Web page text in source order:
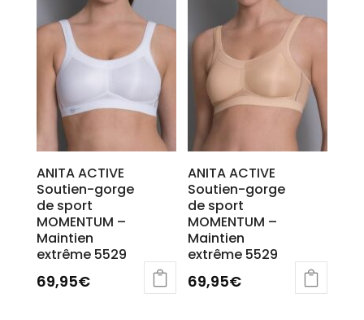
peuvent
être
choisies
page
produit
être
choisies
page
produit
ANITA ACTIVE
Soutien-gorge
de sport
MOMENTUM –
Maintien
extrême 5529
69,95€
ANITA ACTIVE
Soutien-gorge
de sport
MOMENTUM –
Maintien
extrême 5529
69,95€